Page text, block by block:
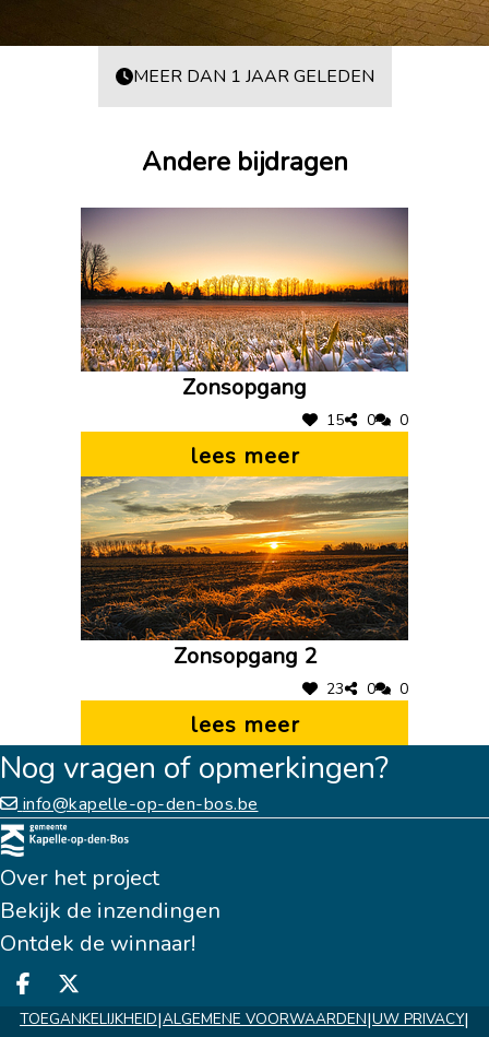
MEER DAN 1 JAAR GELEDEN
Andere bijdragen
Zonsopgang
15 0 0
lees meer
Zonsopgang 2
23 0 0
lees meer
Nog vragen of opmerkingen?
info@kapelle-op-den-bos.be
Over het project
Bekijk de inzendingen
Ontdek de winnaar!
Deel op facebook
Deel op X
TOEGANKELIJKHEID|ALGEMENE VOORWAARDEN|UW PRIVACY|